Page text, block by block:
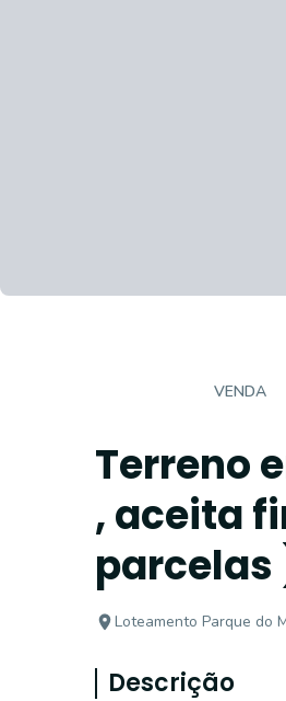
VENDA
Terreno
, aceita
parcelas
Loteamento Parque do
Descrição